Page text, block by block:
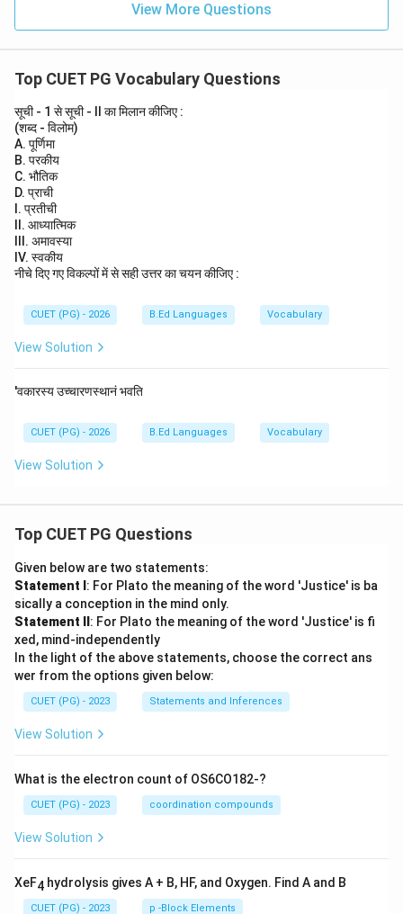
Step 5:अंतिम मिलान लिखिए। सही क्रम है:
Step 6:निष्कर्ष। अतः सही उत्तर है:
\boxed{A-III,\; B-IV,\; C-II,\;
A − III, B − IV , C −
Download Solution in PDF
View More Questions
Top CUET PG Vocabulary Questions
सूची - 1 से सूची - II का मिलान कीजिए :
(शब्द - विलोम)
A. पूर्णिमा
B. परकीय
C. भौतिक
D. प्राची
I. प्रतीची
II. आध्यात्मिक
III. अमावस्या
IV. स्वकीय
नीचे दिए गए विकल्पों में से सही उत्तर का चयन कीजिए :
CUET (PG) - 2026 B.Ed Languages Vocabulary
View Solution
'वकारस्य उच्चारणस्थानं भवति
CUET (PG) - 2026 B.Ed Languages Vocabulary
View Solution
Top CUET PG Questions
Given below are two statements:
Statement I : For Plato the meaning of the word 'Justice' is ba
sically a conception in the mind only.
Statement II : For Plato the meaning of the word 'Justice' is fi
xed, mind-independently
In the light of the above statements, choose the correct ans
wer from the options given below:
CUET (PG) - 2023 Statements and Inferences
View Solution
What is the electron count of OS6CO182-?
CUET (PG) - 2023 coordination compounds
View Solution
XeF4 hydrolysis gives A + B, HF, and Oxygen. Find A and B
CUET (PG) - 2023 p -Block Elements